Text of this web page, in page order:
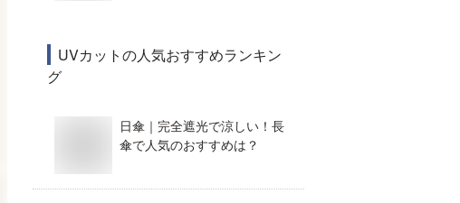
UVカットの人気おすすめランキン
グ
日傘｜完全遮光で涼しい！長
傘で人気のおすすめは？